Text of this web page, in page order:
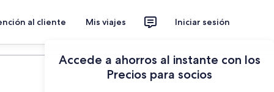
al cliente Mis viajes Iniciar sesión
Accede a ahorros al instante con los
Precios para socios